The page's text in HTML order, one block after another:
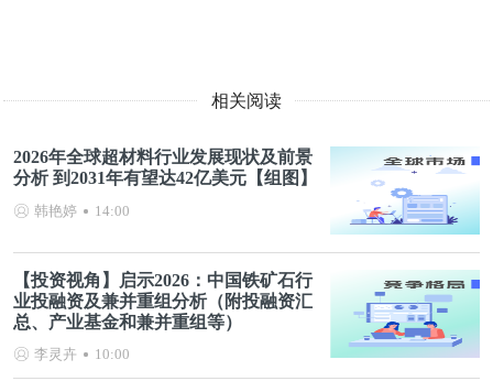
相关阅读
2026年全球超材料行业发展现状及前景
分析 到2031年有望达42亿美元【组图】
韩艳婷 14:00
【投资视角】启示2026：中国铁矿石行
业投融资及兼并重组分析（附投融资汇
总、产业基金和兼并重组等）
李灵卉 10:00